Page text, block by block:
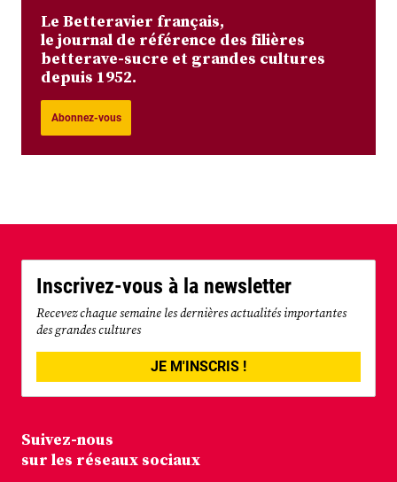
Le Betteravier français,
le journal de référence des filières
betterave-sucre et grandes cultures
depuis 1952.
Abonnez-vous
Inscrivez-vous à la newsletter
Recevez chaque semaine les dernières actualités importantes
des grandes cultures
JE M'INSCRIS !
Suivez-nous
sur les réseaux sociaux